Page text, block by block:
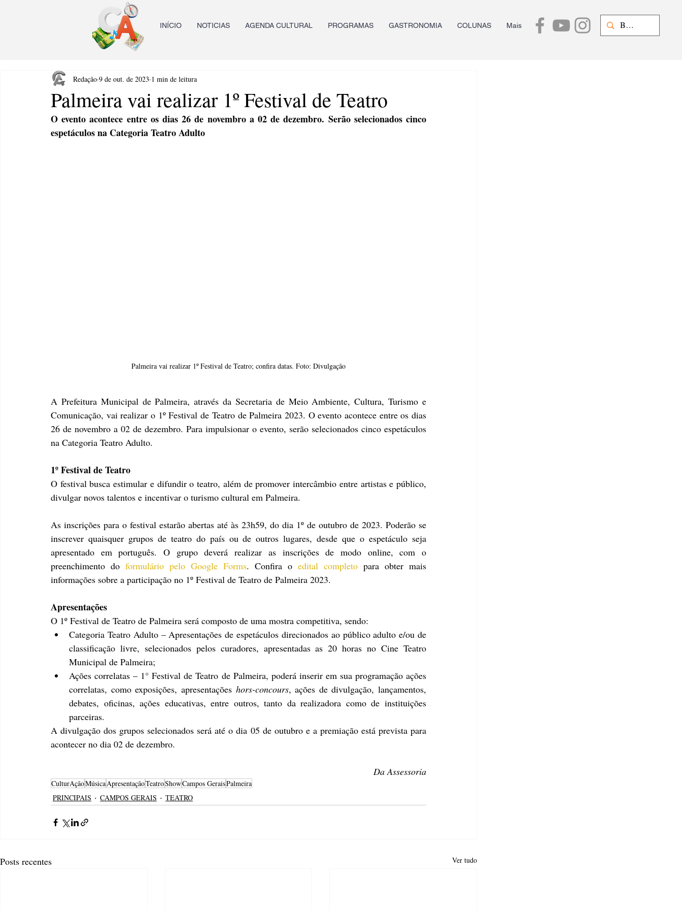
INÍCIO NOTICIAS AGENDA CULTURAL PROGRAMAS GASTRONOMIA COLUNAS Mais
Palmeira vai realizar 1º Festival de Teatro
Redação 9 de out. de 2023 1 min de leitura
O evento acontece entre os dias 26 de novembro a 02 de dezembro. Serão selecionados cinco
espetáculos na Categoria Teatro Adulto
Palmeira vai realizar 1º Festival de Teatro; confira datas. Foto: Divulgação
A Prefeitura Municipal de Palmeira, através da Secretaria de Meio Ambiente, Cultura, Turismo e
Comunicação, vai realizar o 1º Festival de Teatro de Palmeira 2023. O evento acontece entre os dias
26 de novembro a 02 de dezembro. Para impulsionar o evento, serão selecionados cinco espetáculos
na Categoria Teatro Adulto.
1º Festival de Teatro
O festival busca estimular e difundir o teatro, além de promover intercâmbio entre artistas e público,
divulgar novos talentos e incentivar o turismo cultural em Palmeira.
As inscrições para o festival estarão abertas até às 23h59, do dia 1º de outubro de 2023. Poderão se
inscrever quaisquer grupos de teatro do país ou de outros lugares, desde que o espetáculo seja
apresentado em português. O grupo deverá realizar as inscrições de modo online, com o
preenchimento do formulário pelo Google Forms. Confira o edital completo para obter mais
informações sobre a participação no 1º Festival de Teatro de Palmeira 2023.
Apresentações
O 1º Festival de Teatro de Palmeira será composto de uma mostra competitiva, sendo:
Categoria Teatro Adulto – Apresentações de espetáculos direcionados ao público adulto e/ou de
classificação livre, selecionados pelos curadores, apresentadas as 20 horas no Cine Teatro
Municipal de Palmeira;
Ações correlatas – 1° Festival de Teatro de Palmeira, poderá inserir em sua programação ações
correlatas, como exposições, apresentações hors-concours, ações de divulgação, lançamentos,
debates, oficinas, ações educativas, entre outros, tanto da realizadora como de instituições
parceiras.
A divulgação dos grupos selecionados será até o dia 05 de outubro e a premiação está prevista para
acontecer no dia 02 de dezembro.
Da Assessoria
CulturAçãoMúsicaApresentaçãoTeatroShowCampos GeraisPalmeira
PRINCIPAIS
CAMPOS GERAIS TEATRO
Posts recentes Ver tudo